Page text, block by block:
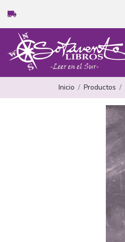
Inicio Productos